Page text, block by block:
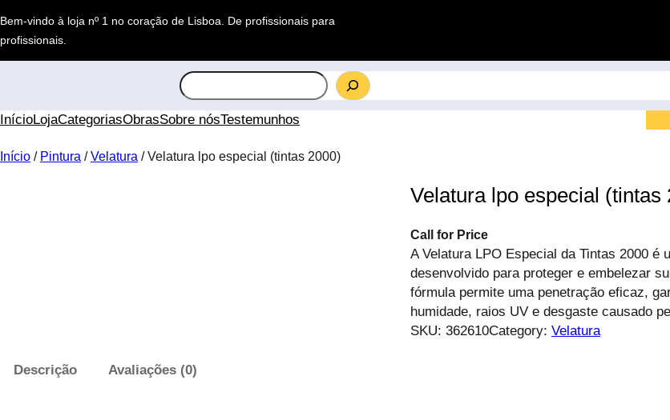
para
o
conteúdo
Bem-vindo à loja nº 1 no coração de Lisboa. De profissionais para
profissionais
S
e
a
c
InícioLojaCategoriasObrasSobre nósTestemunhos
Início / Pintura /Velatura / Velatura lpo especial (tintas 2000)
Velatura lpo especial (tintas
Call for Price
A Velatura LPO Especial da Tintas 2000 é
desenvolvido para proteger e embelezar
fórmula permite uma penetração eficaz,
humidade, raios UV e desgaste causado
SKU: 362610Category: Velatura
Descrição Avaliações (0)